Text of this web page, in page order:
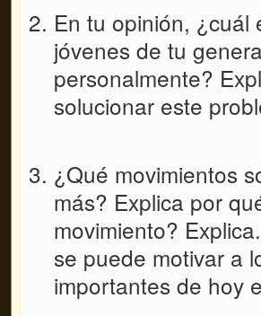
En tu opinión, ¿cuál
jóvenes de tu
personalmente?
solucionar este
¿Qué movimientos
más? Explica por
movimiento?
se puede motivar a
importantes de hoy